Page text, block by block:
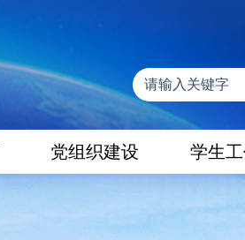
党组织建设 学生